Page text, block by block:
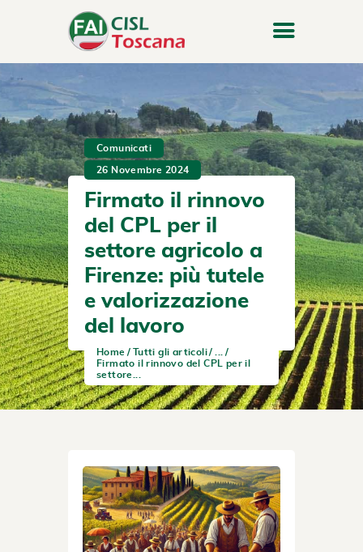
Comunicati
26 Novembre 2024
Firmato il rinnovo
del CPL per il
settore agricolo a
Firenze: più tutele
e valorizzazione
del lavoro
Home Tutti gli articoli
Firmato il rinnovo del CPL per il
settore...